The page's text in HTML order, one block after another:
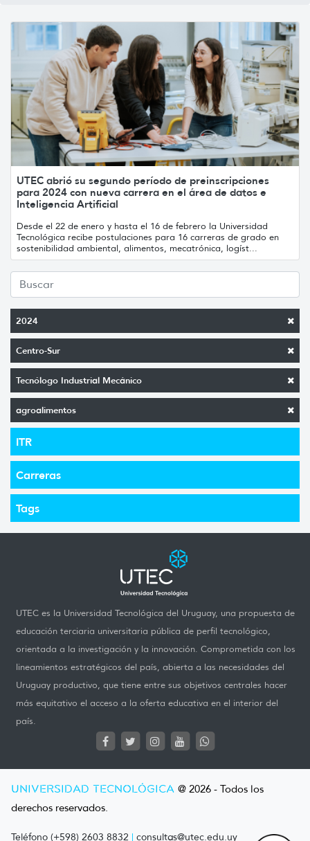
2024
Centro-Sur
Tecnólogo Industrial Mecánico
agroalimentos
ITR
Carreras
Tags
UTEC abrió su segundo período de preinscripciones
para 2024 con nueva carrera en el área de datos e
Inteligencia Artificial
Desde el 22 de enero y hasta el 16 de febrero la Universidad
Tecnológica recibe postulaciones para 16 carreras de grado en
sostenibilidad ambiental, alimentos, mecatrónica, logíst...
UTEC es la Universidad Tecnológica del Uruguay, una propuesta de
educación terciaria universitaria pública de perfil tecnológico,
orientada a la investigación y la innovación. Comprometida con los
lineamientos estratégicos del país, abierta a las necesidades del
Uruguay productivo, que tiene entre sus objetivos centrales hacer
más equitativo el acceso a la oferta educativa en el interior del
país.
UNIVERSIDAD TECNOLÓGICA @ 2026 - Todos los
derechos reservados.
Teléfono (+598) 2603 8832 | consultas@utec.edu.uy